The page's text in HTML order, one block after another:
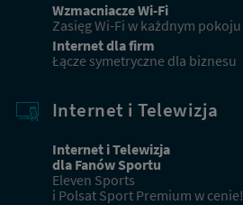
Wzmacniacze Wi-Fi
Zasięg Wi-Fi w każdnym pokoju
Internet dla firm
Łącze symetryczne dla biznesu
Internet i Telewizja
Internet i Telewizja
dla Fanów Sportu
Eleven Sports
i Polsat Sport Premium w cenie!